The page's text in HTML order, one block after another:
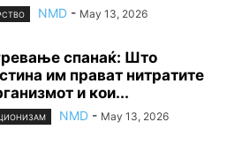
NMD - May 13, 2026
спанаќ: Што
им прават нитратите
и кои...
NMD - May 13, 2026